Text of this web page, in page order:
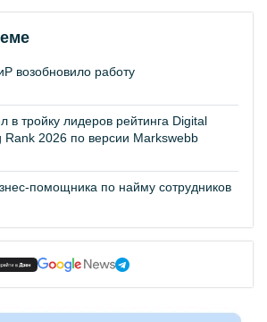
возобновило работу
тройку лидеров рейтинга Digital
Rank 2026 по версии Markswebb
помощника по найму сотрудников